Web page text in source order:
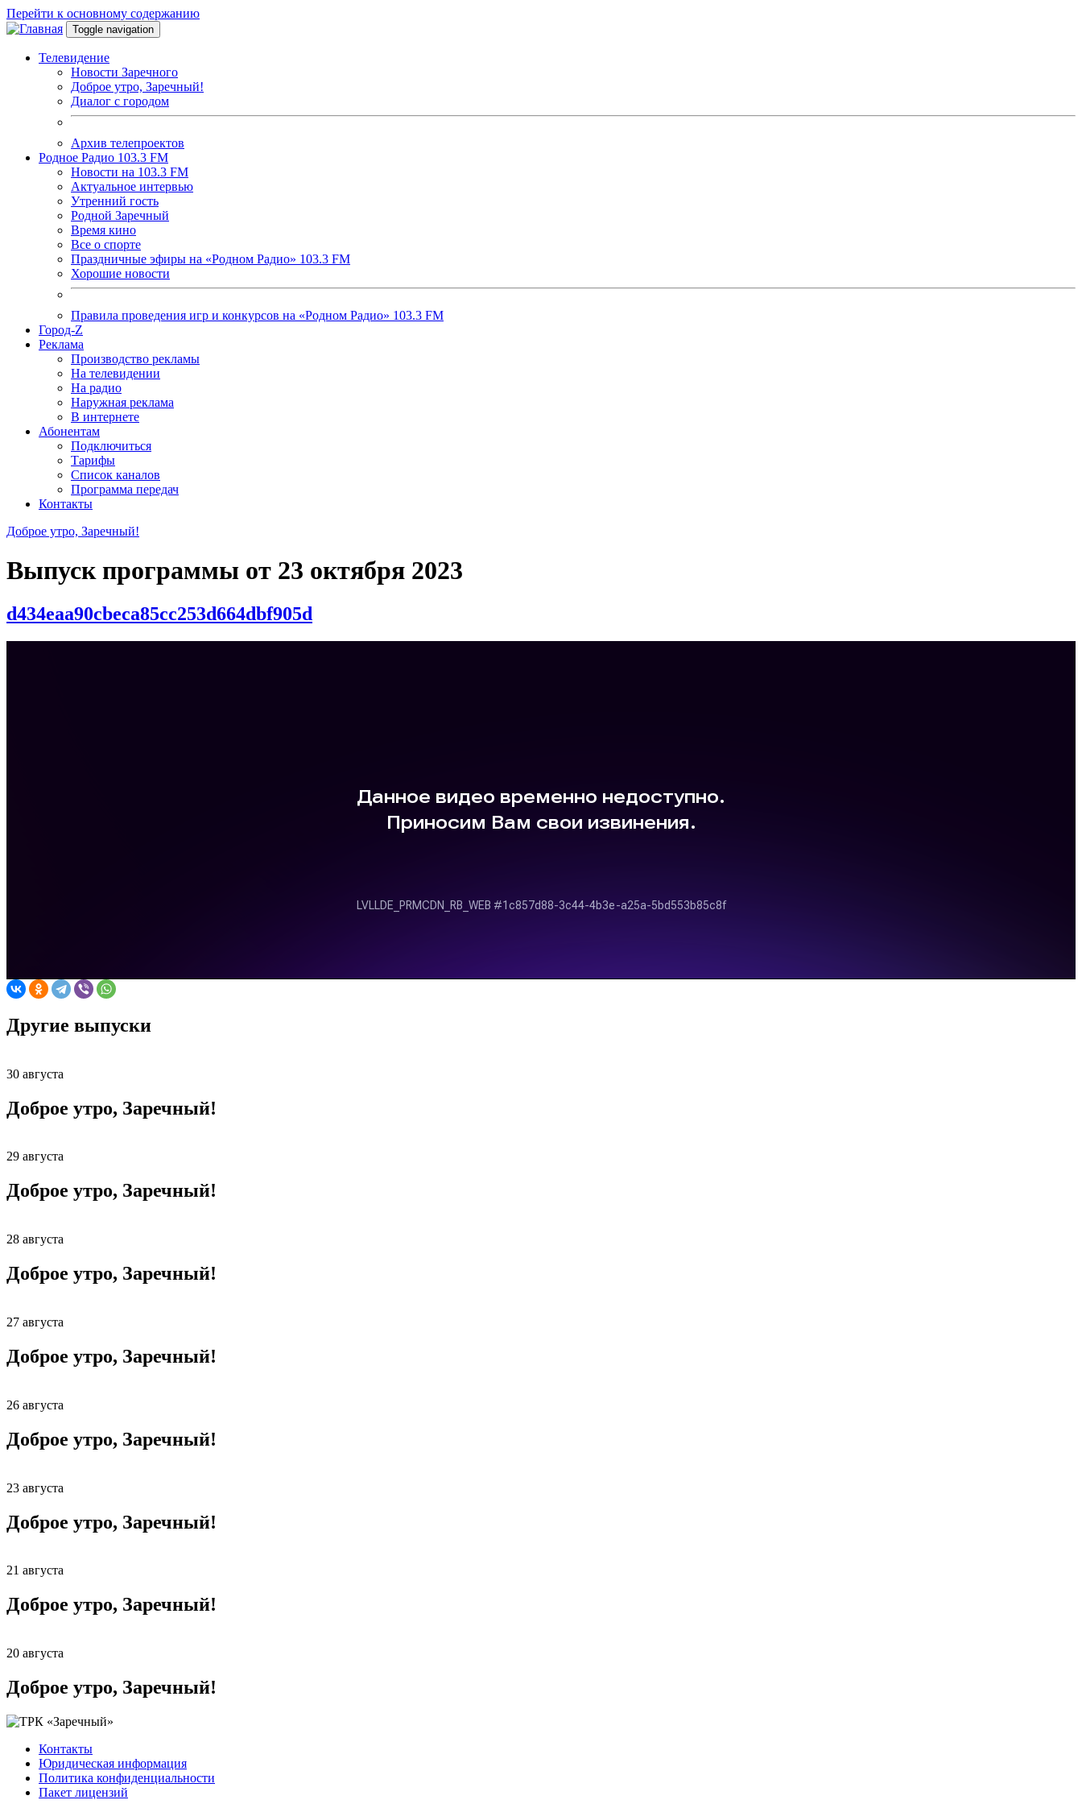
Перейти к основному содержанию
Toggle navigation
Телевидение
Новости Заречного
Доброе утро, Заречный!
Диалог с городом
Архив телепроектов
Родное Радио 103.3 FM
Новости на 103.3 FM
Актуальное интервью
Утренний гость
Родной Заречный
Время кино
Все о спорте
Праздничные эфиры на «Родном Радио» 103.3 FM
Хорошие новости
Правила проведения игр и конкурсов на «Родном Радио» 103.3 FM
Город-Z
Реклама
Производство рекламы
На телевидении
На радио
Наружная реклама
В интернете
Абонентам
Подключиться
Тарифы
Список каналов
Программа передач
Контакты
Доброе утро, Заречный!
Выпуск программы от 23 октября 2023
d434eaa90cbeca85cc253d664dbf905d
Другие выпуски
30 августа
Доброе утро, Заречный!
29 августа
Доброе утро, Заречный!
28 августа
Доброе утро, Заречный!
27 августа
Доброе утро, Заречный!
26 августа
Доброе утро, Заречный!
23 августа
Доброе утро, Заречный!
21 августа
Доброе утро, Заречный!
20 августа
Доброе утро, Заречный!
Контакты
Юридическая информация
Политика конфиденциальности
Пакет лицензий